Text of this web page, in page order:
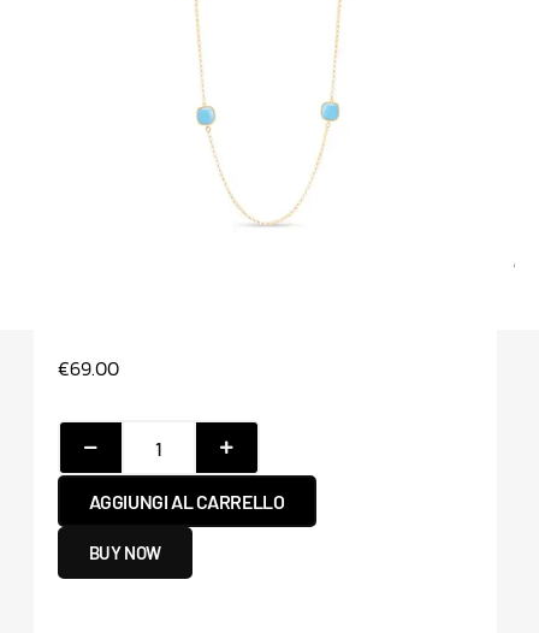
€69.00
BUY NOW
AGGIUNGI AL CARRELLO